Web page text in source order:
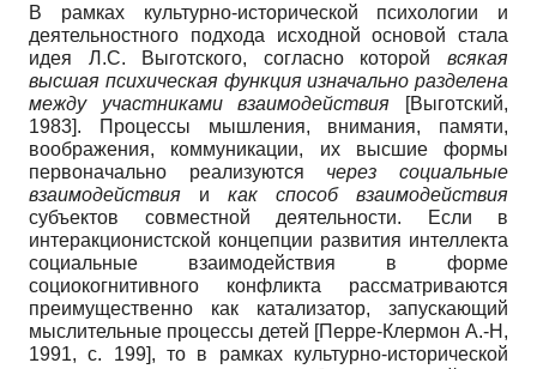
В рамках культурно-исторической психологии и
деятельностного подхода исходной основой стала
идея Л.С. Выготского, согласно которой всякая
высшая психическая функция изначально разделена
между участниками взаимодействия
[Выготский,
1983]. Процессы мышления, внимания, памяти,
воображения, коммуникации, их высшие формы
первоначально реализуются через социальные
взаимодействия и как способ взаимодействия
субъектов совместной деятельности. Если в
интеракционистской концепции развития интеллекта
социальные взаимодействия в форме
социокогнитивного конфликта рассматриваются
преимущественно как катализатор, запускающий
мыслительные процессы детей [Перре-Клермон А.-Н,
1991, с. 199], то в рамках культурно-исторической